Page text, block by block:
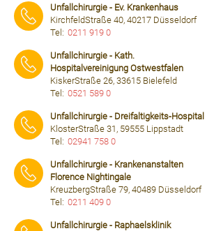
Unfallchirurgie - Ev. Krankenhaus
KirchfeldStraße 40, 40217 Düsseldorf
Tel: 0211 919 0
Unfallchirurgie - Kath.
Hospitalvereinigung Ostwestfalen
KiskerStraße 26, 33615 Bielefeld
Tel: 0521 589 0
Unfallchirurgie - Dreifaltigkeits-Hospital
KlosterStraße 31, 59555 Lippstadt
Tel: 02941 758 0
Unfallchirurgie - Krankenanstalten
Florence Nightingale
KreuzbergStraße 79, 40489 Düsseldorf
Tel: 0211 409 0
Unfallchirurgie - Raphaelsklinik